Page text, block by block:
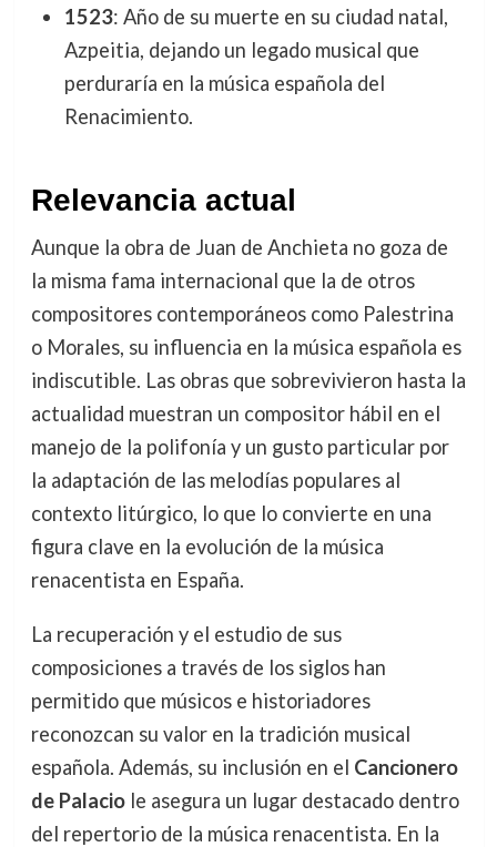
1523: Año de su muerte en su ciudad natal,
Azpeitia, dejando un legado musical que
perduraría en la música española del
Renacimiento.
Relevancia actual
Aunque la obra de Juan de Anchieta no goza de
la misma fama internacional que la de otros
compositores contemporáneos como Palestrina
o Morales, su influencia en la música española es
indiscutible. Las obras que sobrevivieron hasta la
actualidad muestran un compositor hábil en el
manejo de la polifonía y un gusto particular por
la adaptación de las melodías populares al
contexto litúrgico, lo que lo convierte en una
figura clave en la evolución de la música
renacentista en España.
La recuperación y el estudio de sus
composiciones a través de los siglos han
permitido que músicos e historiadores
reconozcan su valor en la tradición musical
española. Además, su inclusión en el Cancionero
de Palaciole asegura un lugar destacado dentro
del repertorio de la música renacentista. En la